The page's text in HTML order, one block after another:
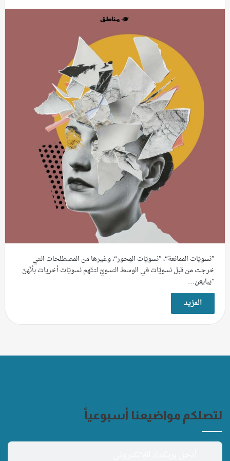
”نسويّات الممانعة“، ”نسويّات المِحور“، وغيرها من المصطلحات التي
خرجت من قبل نسويّات في الوسط النسويّ لتتّهم نسويّات أخريات بأنّهنّ
”يبايعن…
المزيد
لتصلكم مواضيعنا أسبوعياً